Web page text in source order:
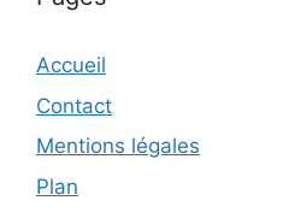
Accueil
Contact
Mentions légales
Plan